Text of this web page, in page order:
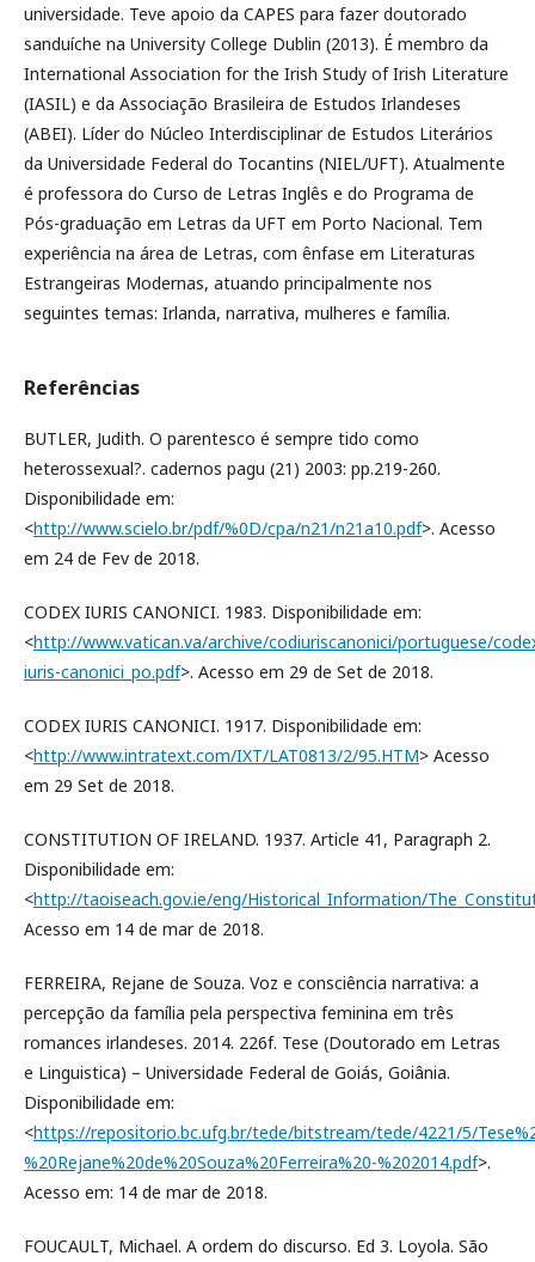
universidade. Teve apoio da CAPES para fazer doutorado
sanduíche na University College Dublin (2013). É membro da
International Association for the Irish Study of Irish Literature
(IASIL) e da Associação Brasileira de Estudos Irlandeses
(ABEI). Líder do Núcleo Interdisciplinar de Estudos Literários
da Universidade Federal do Tocantins (NIEL/UFT). Atualmente
é professora do Curso de Letras Inglês e do Programa de
Pós-graduação em Letras da UFT em Porto Nacional. Tem
experiência na área de Letras, com ênfase em Literaturas
Estrangeiras Modernas, atuando principalmente nos
seguintes temas: Irlanda, narrativa, mulheres e família.
Referências
BUTLER, Judith. O parentesco é sempre tido como
heterossexual?. cadernos pagu (21) 2003: pp.219-260.
Disponibilidade em:
<http://www.scielo.br/pdf/%0D/cpa/n21/n21a10.pdf>. Acesso
em 24 de Fev de 2018.
CODEX IURIS CANONICI. 1983. Disponibilidade em:
<http://www.vatican.va/archive/codiuriscanonici/portuguese/
iuris-canonici_po.pdf>. Acesso em 29 de Set de 2018.
CODEX IURIS CANONICI. 1917. Disponibilidade em:
<http://www.intratext.com/IXT/LAT0813/2/95.HTM> Acesso
em 29 Set de 2018.
CONSTITUTION OF IRELAND. 1937. Article 41, Paragraph 2.
Disponibilidade em:
<http://taoiseach.gov.ie/eng/Historical_Information/
Acesso em 14 de mar de 2018.
FERREIRA, Rejane de Souza. Voz e consciência narrativa: a
percepção da família pela perspectiva feminina em três
romances irlandeses. 2014. 226f. Tese (Doutorado em Letras
e Linguistica) – Universidade Federal de Goiás, Goiânia.
Disponibilidade em:
<https://repositorio.bc.ufg.br/tede/bitstream/tede/4221/5/
%20Rejane%20de%20Souza%20Ferreira%20-%202014.pdf>.
Acesso em: 14 de mar de 2018.
FOUCAULT, Michael. A ordem do discurso. Ed 3. Loyola. São